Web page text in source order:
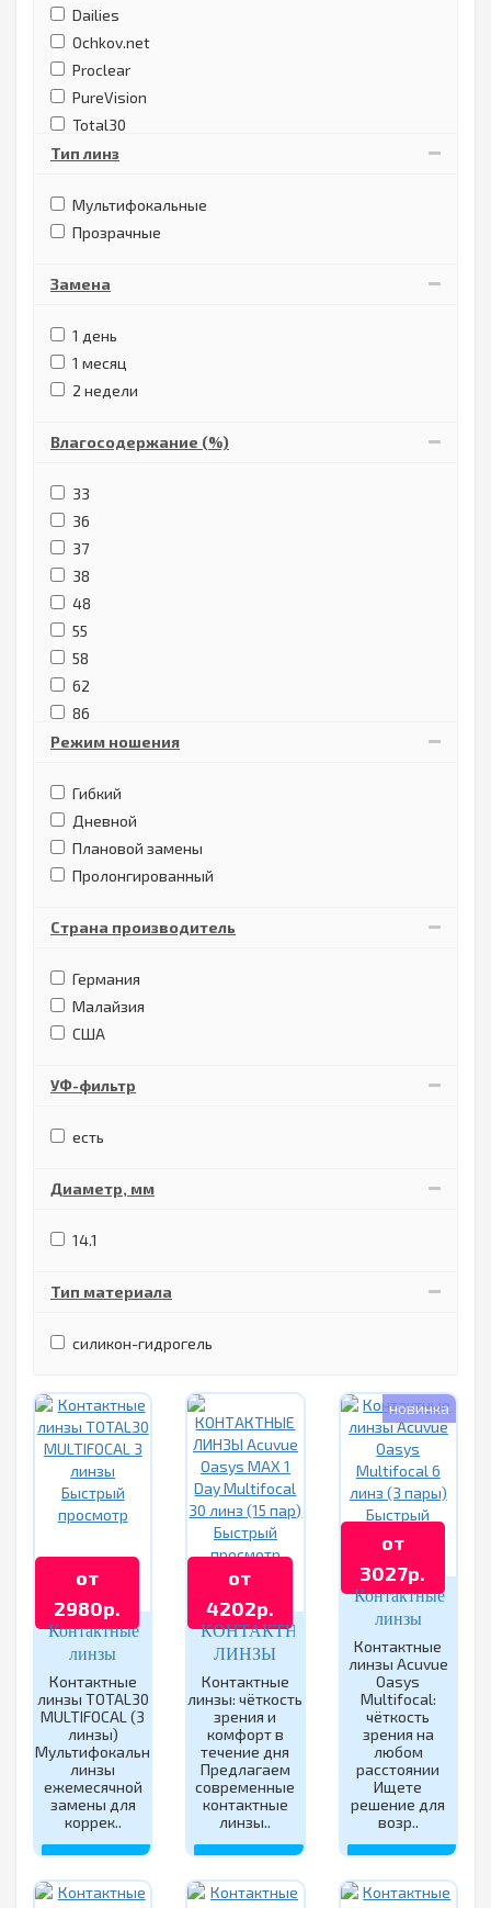
Dailies
Ochkov.net
Proclear
PureVision
Total30
Тип линз
Мультифокальные
Прозрачные
Замена
1 день
1 месяц
2 недели
Влагосодержание (%)
33
36
37
38
48
55
58
62
86
Режим ношения
Гибкий
Дневной
Плановой замены
Пролонгированный
Страна производитель
Германия
Малайзия
США
УФ-фильтр
есть
Диаметр, мм
14.1
Тип материала
силикон-гидрогель
Быстрый
просмотр
Контактные
линзы
TOTAL30
MULTIFOCAL
3 линзы
Контактные
линзы TOTAL30
MULTIFOCAL (3
линзы)
Мультифокальные
линзы
ежемесячной
замены для
коррек..
от
2980р.
КУПИТЬ
Быстрый
просмотр
КОНТАКТНЫЕ
ЛИНЗЫ
Acuvue
Oasys MAX
1 Day
Multifocal
30 линз (15
пар)
Контактные
линзы: чёткость
зрения и
комфорт в
течение дня
Предлагаем
современные
контактные
линзы..
от
4202р.
КУПИТЬ
новинка
Быстрый
просмотр
Контактные
линзы
Acuvue
Oasys
Multifocal 6
линз (3
пары)
Контактные
линзы Acuvue
Oasys
Multifocal:
чёткость
зрения на
любом
расстоянии
Ищете
решение для
возр..
от
3027р.
КУПИТЬ